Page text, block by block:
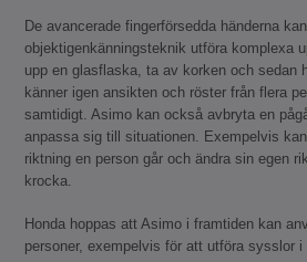
De avancerade fingerförsedda händerna
objektigenkänningsteknik utföra komplexa
upp en glasflaska, ta av korken och sedan
känner igen ansikten och röster från flera
samtidigt. Asimo kan också avbryta en
anpassa sig till situationen. Exempelvis
riktning en person går och ändra sin egen
krocka.
Honda hoppas att Asimo i framtiden kan
personer, exempelvis för att utföra sysslor i